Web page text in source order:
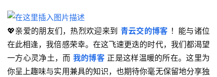
💖亲爱的朋友们，热烈欢迎来到 青云交的博客 ！能与诸位
在此相逢，我倍感荣幸。在这飞速更迭的时代，我们都渴望
一方心灵净土，而 我的博客 正是这样温暖的所在。这里为
你呈上趣味与实用兼具的知识，也期待你毫无保留地分享独